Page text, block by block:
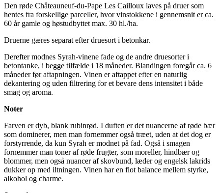
Den røde Châteauneuf-du-Pape Les Cailloux laves på druer som
hentes fra forskellige parceller, hvor vinstokkene i gennemsnit er ca.
60 år gamle og høstudbyttet max. 30 hl./ha.
Druerne gæres separat efter druesort i betonkar.
Derefter modnes Syrah-vinene fade og de andre druesorter i
betontanke, i begge tilfælde i 18 måneder. Blandingen foregår ca. 6
måneder før aftapningen. Vinen er aftappet efter en naturlig
dekantering og uden filtrering for et bevare dens intensitet i både
smag og aroma.
Noter
Farven er dyb, blank rubinrød. I duften er det nuancerne af røde bær
som dominerer, men man fornemmer også træet, uden at det dog er
forstyrrende, da kun Syrah er modnet på fad. Også i smagen
fornemmer man toner af røde frugter, som moreller, hindbær og
blommer, men også nuancer af skovbund, læder og engelsk lakrids
dukker op med iltningen. Vinen har en flot balance mellem styrke,
alkohol og charme.